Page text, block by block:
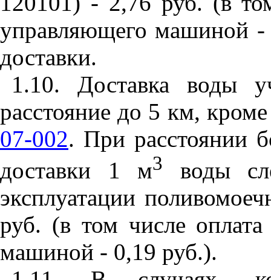
управляющего машиной
доставки.
1.10. Доставка воды
расстояние до 5 км,
07-002. При расстоянии
доставки 1 м3
воды
эксплуатации поливомоеч
руб. (в том числе
машиной - 0,19 руб.).